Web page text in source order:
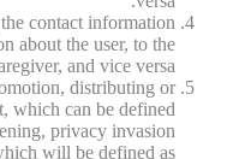
contact information
about the user, to the
and vice versa.
distributing or
which can be defined
privacy invasion
will be defined as